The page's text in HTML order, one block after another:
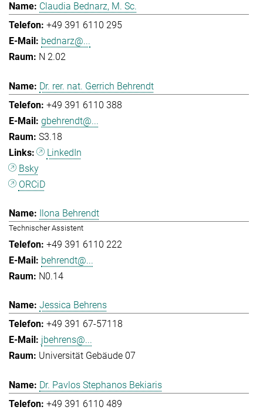
Claudia Bednarz, M. Sc.
+49 391 6110 295
bednarz@...
N 2.02
Dr. rer. nat. Gerrich Behrendt
+49 391 6110 388
gbehrendt@...
S3.18
LinkedIn
Bsky
ORCiD
Ilona Behrendt
Technischer Assistent
+49 391 6110 222
behrendt@...
N0.14
Jessica Behrens
+49 391 67-57118
jbehrens@...
Universität Gebäude 07
Dr. Pavlos Stephanos Bekiaris
+49 391 6110 489